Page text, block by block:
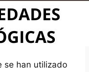
se han utilizado